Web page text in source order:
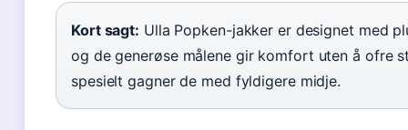
Kort sagt: Ulla Popken-jakker er designet med
og de generøse målene gir komfort uten å ofre
spesielt gagner de med fyldigere midje.